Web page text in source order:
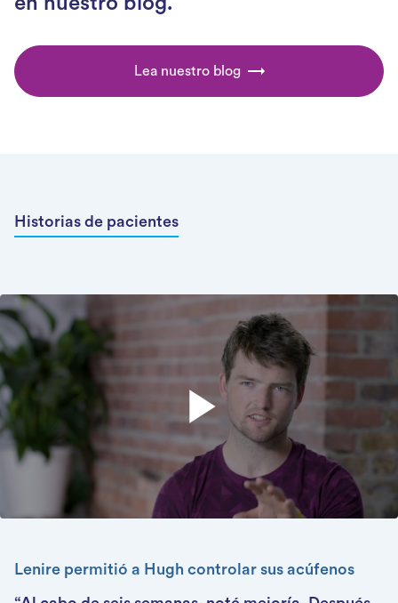
en nuestro blog.
Lea nuestro blog
Historias de pacientes
Lenire permitió a Hugh controlar sus acúfenos
Lenire ayudó a Patricia tras cinco años con
Lenire ayudó a Erlandas a volver a la música